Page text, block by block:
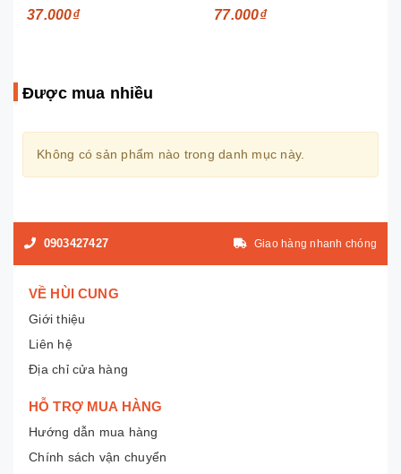
37.000₫ 77.000₫
Được mua nhiều
Không có sản phẩm nào trong danh mục này.
0903427427 Giao hàng nhanh chóng
VỀ HÙI CUNG
Giới thiệu
Liên hệ
Địa chỉ cửa hàng
HỖ TRỢ MUA HÀNG
Hướng dẫn mua hàng
Chính sách vận chuyển